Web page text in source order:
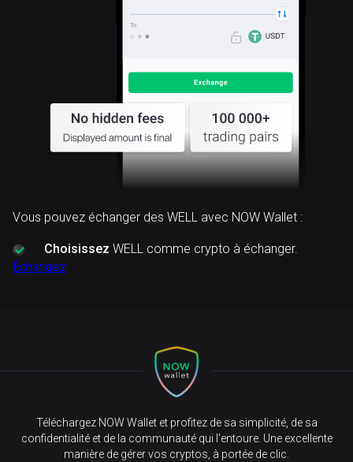
Vous pouvez échanger des WELL avec NOW Wallet :
Choisissez WELL comme crypto à échanger.
Échangez
Téléchargez NOW Wallet et profitez de sa simplicité, de sa
confidentialité et de la communauté qui l’entoure. Une excellente
manière de gérer vos cryptos, à portée de clic.